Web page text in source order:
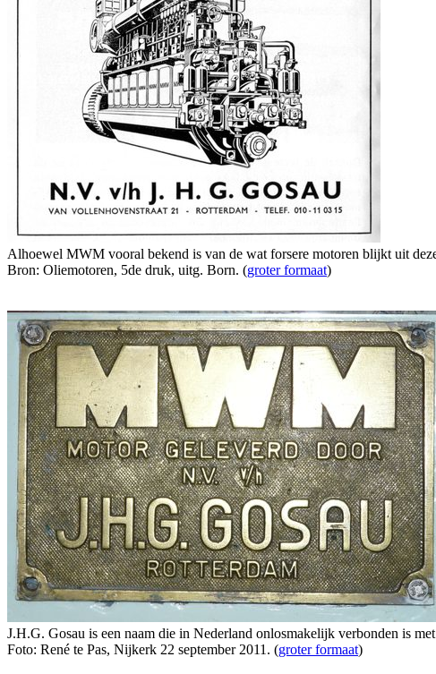
Alhoewel MWM vooral bekend is van de wat forsere motoren blijkt uit
Bron: Oliemotoren, 5de druk, uitg. Born. (groter formaat)
J.H.G. Gosau is een naam die in Nederland onlosmakelijk verbonden is
Foto: René te Pas, Nijkerk 22 september 2011. (groter formaat)